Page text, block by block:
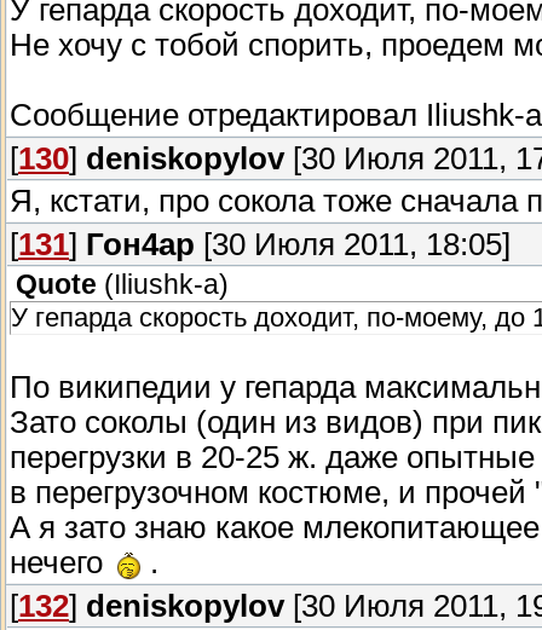
У гепарда скорость доходит, по-
Не хочу с тобой спорить, проедем
Сообщение отредактировал Iliushk-a
[130] deniskopylov[30 Июля 2011,
Я, кстати, про сокола тоже
[131] Гон4ар [30 Июля 2011, 18:05]
Quote ( Iliushk-a)
У гепарда скорость доходит, по-моему, до
По википедии у гепарда
Зато соколы (один из видов) при
перегрузки в 20-25 ж. даже
в перегрузочном костюме, и прочей
А я зато знаю какое
нечего
.
[132] deniskopylov[30 Июля 2011,